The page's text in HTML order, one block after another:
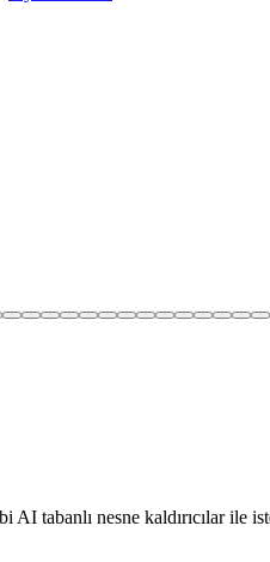
tabanlı nesne kaldırıcılar ile